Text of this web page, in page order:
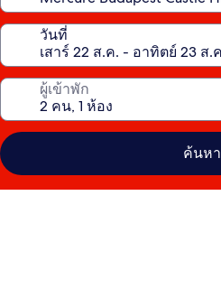
วันที่
ผู้เข้าพัก
ค้นหา